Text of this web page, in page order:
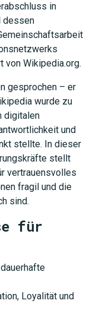
in
dessen
von Wikipedia.org.
gesprochen – er
wurde zu
digitalen
und
stellte. In dieser
stellt
vertrauensvolles
fragil und die
sind.
für
Loyalität und